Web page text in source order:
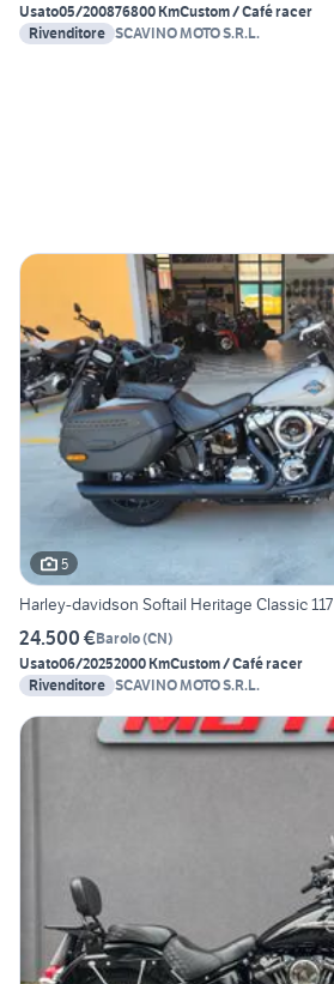
Usato05/200876800 KmCustom / Café racer
Rivenditore SCAVINO MOTO S.R.L.
5
Harley-davidson Softail Heritage Classic 117
24.500 €Barolo(CN)
Usato06/20252000 KmCustom / Café racer
Rivenditore SCAVINO MOTO S.R.L.